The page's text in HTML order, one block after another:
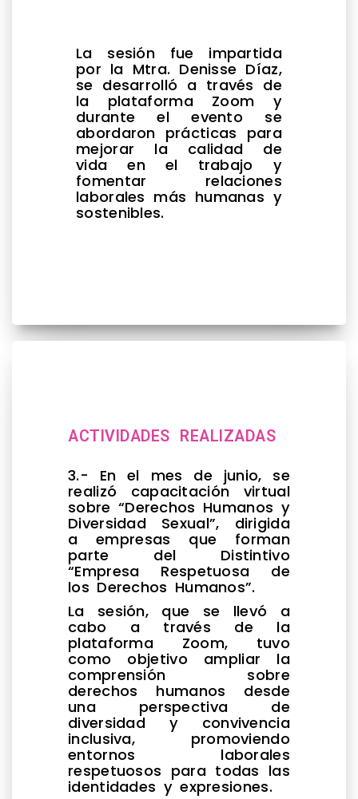
La sesión fue impartida
por la Mtra. Denisse Díaz,
se desarrolló a través de
la plataforma Zoom y
durante el evento se
abordaron prácticas para
mejorar la calidad de
vida en el trabajo y
fomentar relaciones
laborales más humanas y
sostenibles.
ACTIVIDADES REALIZADAS
3.- En el mes de junio, se
realizó capacitación virtual
sobre “Derechos Humanos y
Diversidad Sexual”, dirigida
a empresas que forman
parte del Distintivo
“Empresa Respetuosa de
los Derechos Humanos”.
La sesión, que se llevó a
cabo a través de la
plataforma Zoom, tuvo
como objetivo ampliar la
comprensión sobre
derechos humanos desde
una perspectiva de
diversidad y convivencia
inclusiva, promoviendo
entornos laborales
respetuosos para todas las
identidades y expresiones.